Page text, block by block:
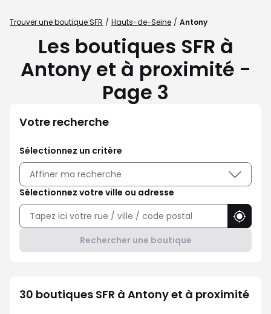
Trouver une boutique SFR Hauts-de-Seine Antony
Les boutiques SFR à
Antony et à proximité -
Page 3
Votre recherche
Sélectionnez un critère
Affiner ma recherche
Sélectionnez votre ville ou adresse
Rechercher une boutique
30 boutiques SFR à Antony et à proximité